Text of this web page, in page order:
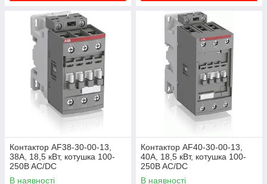
Контактор AF38-30-00-13,
38А, 18,5 кВт, котушка 100-
250B AC/DC
1SBL297001R1300
В наявності
Контактор AF40-30-00-13,
40А, 18,5 кВт, котушка 100-
250B AC/DC
1SBL347001R1300
В наявності